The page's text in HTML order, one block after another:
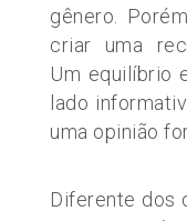
gênero.
criar uma
Um equilíbrio
lado
uma opinião
Diferente dos